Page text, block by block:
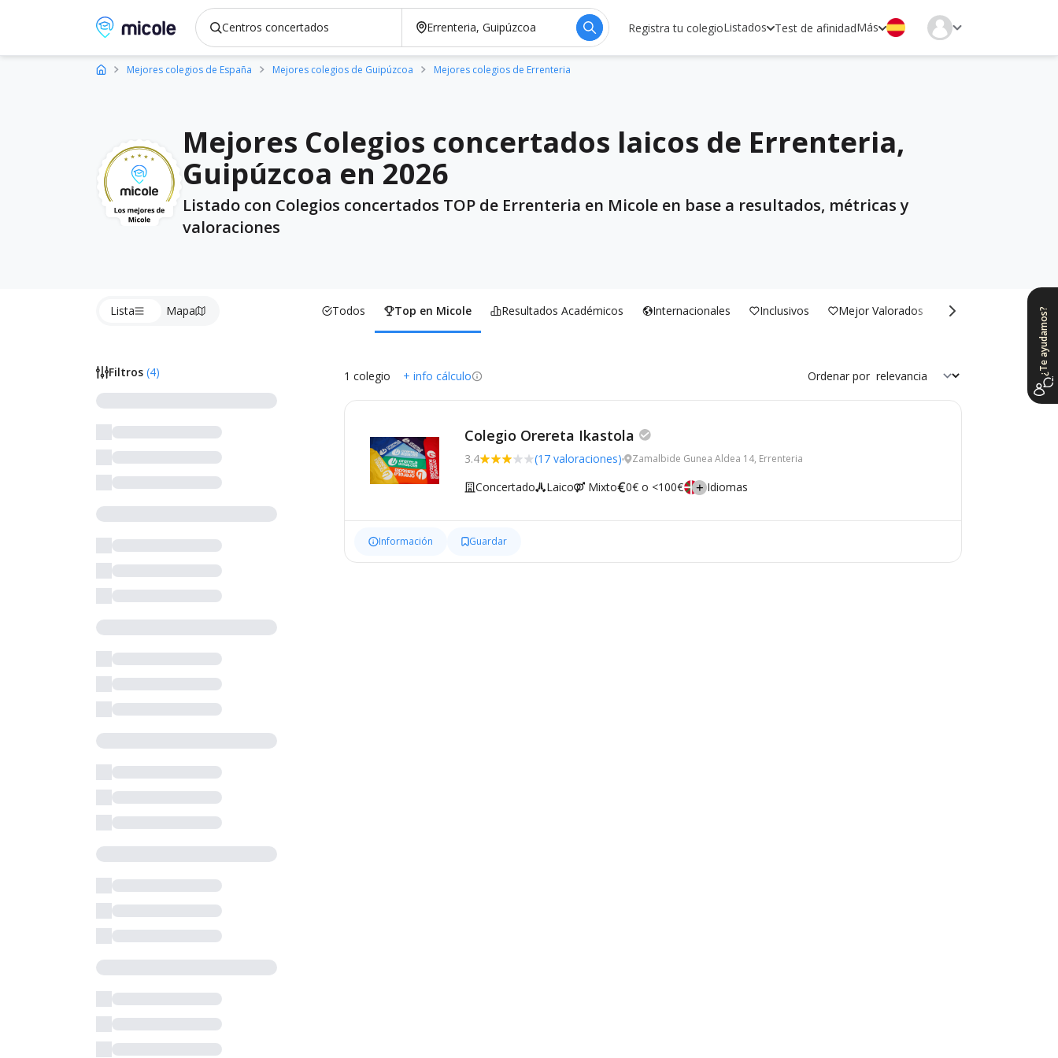
Micole, buscador de colegios Registra tu colegioListados Test de afinidadMás
Mejores colegios de España Mejores colegios de Guipúzcoa Mejores colegios de Errenteria
Mejores Colegios concertados laicos de Errenteria,
Guipúzcoa en 2026
Listado con Colegios concertados TOP de Errenteria en Micole en base a resultados, métricas y
valoraciones
Lista Mapa Todos Top en Micole Resultados Académicos Internacionales Inclusivos Mejor Valorados
Filtros (4) 1 colegio + info cálculo Ordenar por
Colegio Orereta Ikastola
3.4 (17 valoraciones) Zamalbide Gunea Aldea 14, Errenteria
Concertado Laico Mixto 0€ o <100€ Idiomas
Información Guardar
¿Te ayudamos?